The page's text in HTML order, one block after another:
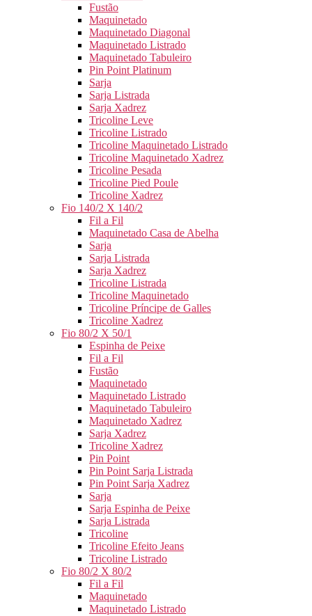
Fustão
Maquinetado
Maquinetado Diagonal
Maquinetado Listrado
Maquinetado Tabuleiro
Pin Point Platinum
Sarja
Sarja Listrada
Sarja Xadrez
Tricoline Leve
Tricoline Listrado
Tricoline Maquinetado Listrado
Tricoline Maquinetado Xadrez
Tricoline Pesada
Tricoline Pied Poule
Tricoline Xadrez
Fio 140/2 X 140/2
Fil a Fil
Maquinetado Casa de Abelha
Sarja
Sarja Listrada
Sarja Xadrez
Tricoline Listrada
Tricoline Maquinetado
Tricoline Príncipe de Galles
Tricoline Xadrez
Fio 80/2 X 50/1
Espinha de Peixe
Fil a Fil
Fustão
Maquinetado
Maquinetado Listrado
Maquinetado Tabuleiro
Maquinetado Xadrez
Sarja Xadrez
Tricoline Xadrez
Pin Point
Pin Point Sarja Listrada
Pin Point Sarja Xadrez
Sarja
Sarja Espinha de Peixe
Sarja Listrada
Tricoline
Tricoline Efeito Jeans
Tricoline Listrado
Fio 80/2 X 80/2
Fil a Fil
Maquinetado
Maquinetado Listrado